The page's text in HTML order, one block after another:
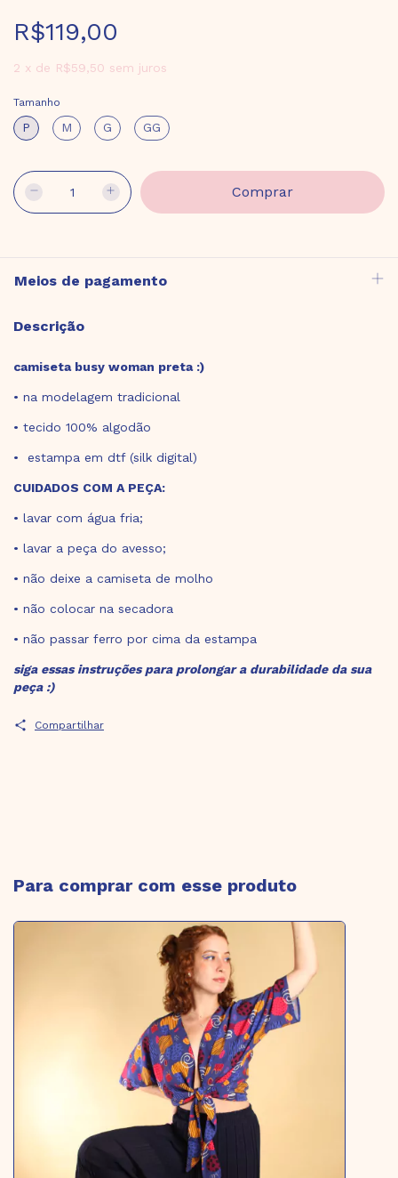
R$119,00
2 x de R$59,50 sem juros
Tamanho
P M G GG
Meios de pagamento
Descrição
camiseta busy woman preta :)
• na modelagem tradicional
• tecido 100% algodão
• estampa em dtf (silk digital)
CUIDADOS COM A PEÇA:
• lavar com água fria;
• lavar a peça do avesso;
• não deixe a camiseta de molho
• não colocar na secadora
• não passar ferro por cima da estampa
siga essas instruções para prolongar a durabilidade da sua
peça :)
Compartilhar
Para comprar com esse produto